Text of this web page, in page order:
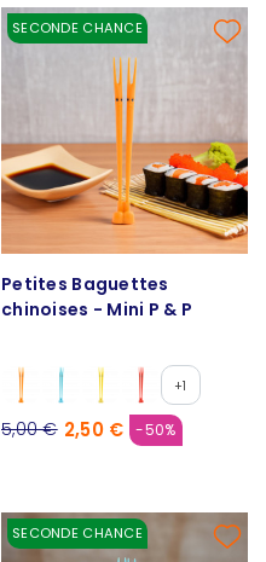
SECONDE CHANCE
Petites Baguettes
chinoises - Mini P & P
+1
5,00 € 2,50 € -50%
SECONDE CHANCE